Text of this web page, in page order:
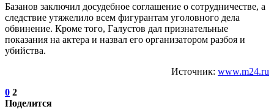
Базанов заключил досудебное соглашение о сотрудничестве, а
следствие утяжелило всем фигурантам уголовного дела
обвинение. Кроме того, Галустов дал признательные
показания на актера и назвал его организатором разбоя и
убийства.
Источник: www.m24.ru
0 2
Поделится